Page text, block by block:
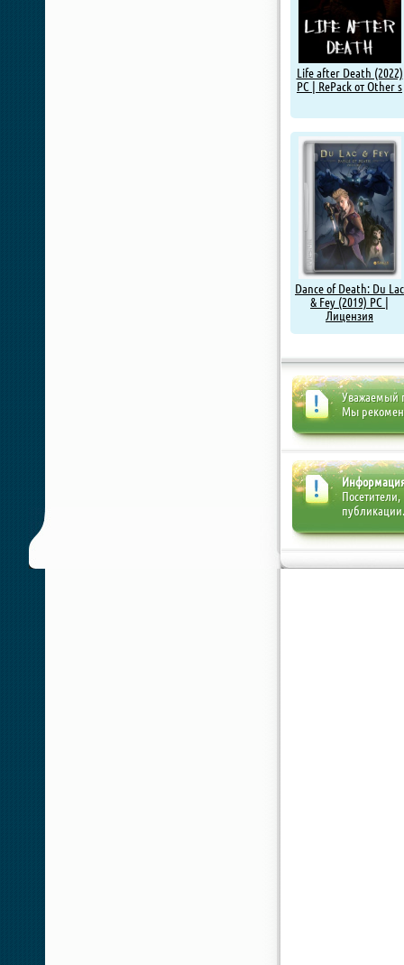
Life after Death (2022)
PC | RePack от Other s
Dance of Death: Du Lac
& Fey (2019) PC |
Лицензия
Уважаемый
Мы
публикации.